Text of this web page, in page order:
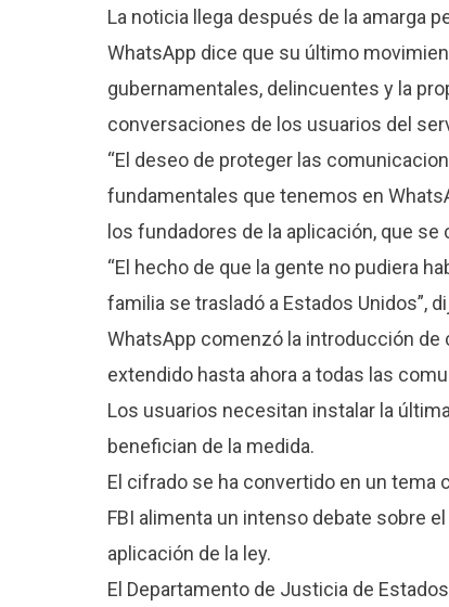
La noticia llega después de la amarga
WhatsApp dice que su último
gubernamentales, delincuentes y la
conversaciones de los usuarios del
“El deseo de proteger las
fundamentales que tenemos en
los fundadores de la aplicación, que
“El hecho de que la gente no pudiera
familia se trasladó a Estados Unidos”,
WhatsApp comenzó la introducción de
extendido hasta ahora a todas las
Los usuarios necesitan instalar la
benefician de la medida.
El cifrado se ha convertido en un tema
FBI alimenta un intenso debate sobre
aplicación de la ley.
El Departamento de Justicia de